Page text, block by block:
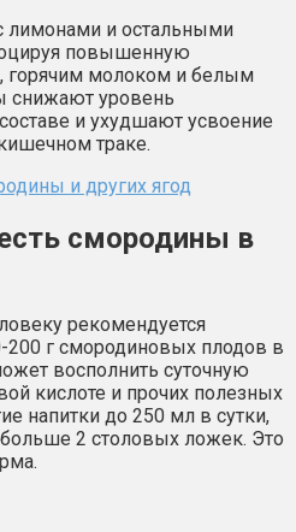
лимонами и остальными
повышенную
горячим молоком и белым
снижают уровень
и ухудшают усвоение
траке.
смородины в
рекомендуется
200 г смородиновых плодов в
восполнить суточную
кислоте и прочих полезных
напитки до 250 мл в сутки,
2 столовых ложек. Это